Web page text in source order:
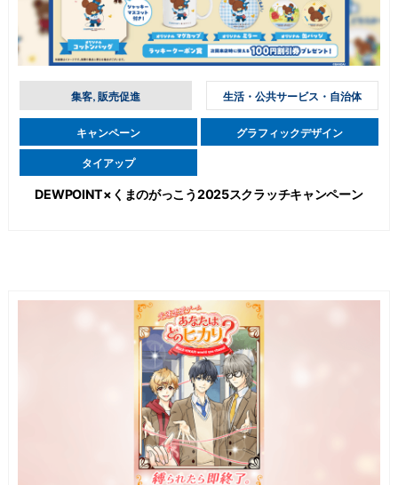
集客, 販売促進 生活・公共サービス・自治体
キャンペーン グラフィックデザイン
タイアップ
DEWPOINT×くまのがっこう2025スクラッチキャンペーン